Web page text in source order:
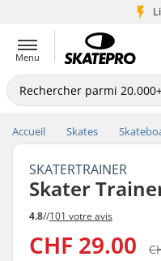
Menu
Accueil Skates
SKATERTRAINER
Skater
4.8//101 votre avis
CHF 29.00